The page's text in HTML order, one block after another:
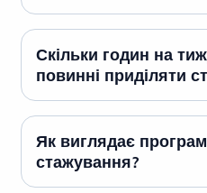
Скільки годин на
повинні приділяти
Як виглядає
стажування?